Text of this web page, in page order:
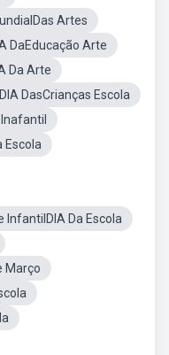
Artes
DaEducação Arte
Da Arte
DasCrianças Escola
Escola
InfantilDIA Da Escola
Março